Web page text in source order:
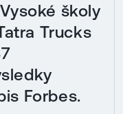
školy
Trucks
Forbes.